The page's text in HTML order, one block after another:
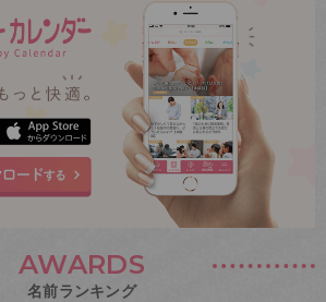
AWARDS
名前ランキング